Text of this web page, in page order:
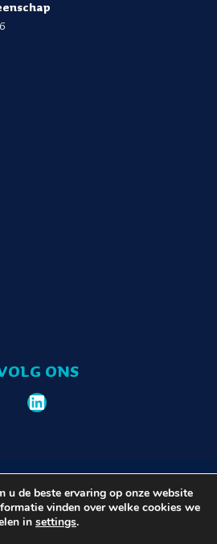
ONS
LinkedIn
Portuaire Bruxelloise
u de beste ervaring op onze website
vinden over welke cookies we
in settings.